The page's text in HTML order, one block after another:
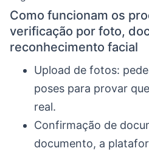
Como funcionam os
verificação por foto,
reconhecimento facial
Upload de fotos:
poses para provar
real.
Confirmação de
documento, a